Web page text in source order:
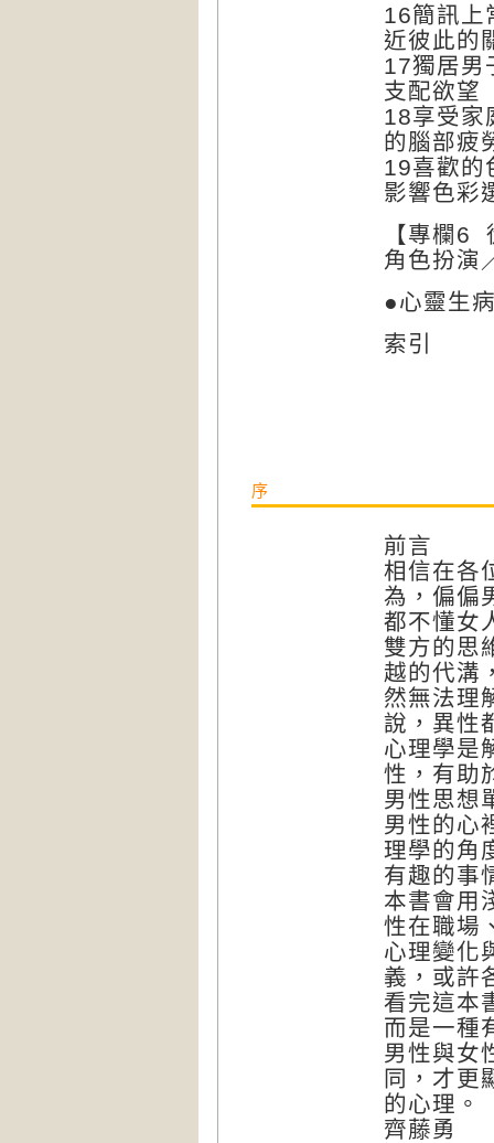
16簡訊上
近彼此的
17獨居男
支配欲望
18享受家
的腦部疲
19喜歡的
影響色彩
【專欄6
角色扮演
●心靈生
索引
序
前言
相信在各
為，偏偏
都不懂女
雙方的思
越的代溝
然無法理
說，異性
心理學是
性，有助
男性思想
男性的心
理學的角
有趣的事
本書會用
性在職場
心理變化
義，或許
看完這本
而是一種
男性與女
同，才更
的心理。
齊藤勇